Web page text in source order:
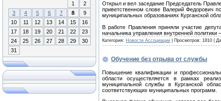
1
2
3
4 5 6 7 8
9
10
11 12 13 14 15
16
17
18 19 20 21 22
23
24
25 26 27 28 29
30
31
Открыл и вел заседание Председатель
приветственном слове Валерий Федорович
муниципальных образованиях Курганской
В работе Правления приняли участие
начальника управления внутренней политики
Категория: Новости Ассоциации | Просмотров: 1810 |
Обучение без отрыва от службы
Повышение квалификации и
области осуществляется в рамках
муниципальной службы в Курганской
соответствующих муниципальных программ.